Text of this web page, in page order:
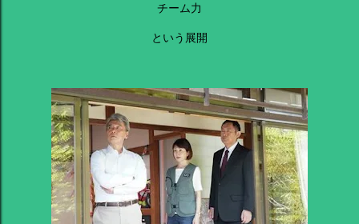
チーム力
という展開